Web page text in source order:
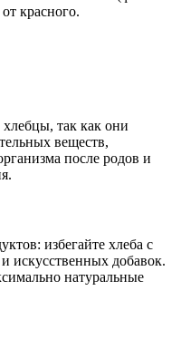
красного.
так как они
веществ,
после родов и
избегайте хлеба с
искусственных добавок.
натуральные